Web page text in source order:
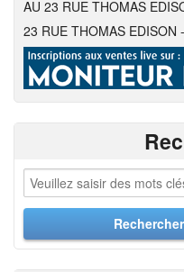
AU 23 RUE THOMAS
23 RUE THOMAS EDISON